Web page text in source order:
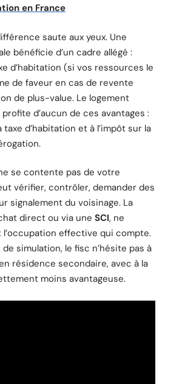
en France
saute aux yeux. Une
bénéficie d’un cadre allégé :
d’habitation (si vos ressources le
de faveur en cas de revente
de plus-value. Le logement
d’aucun de ces avantages :
d’habitation et à l’impôt sur la
se contente pas de votre
vérifier, contrôler, demander des
signalement du voisinage. La
direct ou via une SCI, ne
l’occupation effective qui compte.
de simulation, le fisc n’hésite pas à
résidence secondaire, avec à la
moins avantageuse.